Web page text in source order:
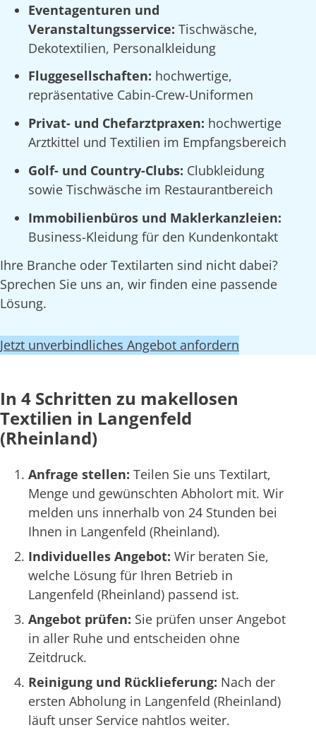
Eventagenturen und
Veranstaltungsservice: Tischwäsche,
Dekotextilien, Personalkleidung
Fluggesellschaften: hochwertige,
repräsentative Cabin-Crew-Uniformen
Privat- und Chefarztpraxen: hochwertige
Arztkittel und Textilien im Empfangsbereich
Golf- und Country-Clubs: Clubkleidung
sowie Tischwäsche im Restaurantbereich
Immobilienbüros und Maklerkanzleien:
Business-Kleidung für den Kundenkontakt
Ihre Branche oder Textilarten sind nicht dabei?
Sprechen Sie uns an, wir finden eine passende
Lösung.
Jetzt unverbindliches Angebot anfordern
In 4 Schritten zu makellosen
Textilien in Langenfeld
(Rheinland)
Anfrage stellen: Teilen Sie uns Textilart,
Menge und gewünschten Abholort mit. Wir
melden uns innerhalb von 24 Stunden bei
Ihnen in Langenfeld (Rheinland).
Individuelles Angebot: Wir beraten Sie,
welche Lösung für Ihren Betrieb in
Langenfeld (Rheinland) passend ist.
Angebot prüfen: Sie prüfen unser Angebot
in aller Ruhe und entscheiden ohne
Zeitdruck.
Reinigung und Rücklieferung: Nach der
ersten Abholung in Langenfeld (Rheinland)
läuft unser Service nahtlos weiter.